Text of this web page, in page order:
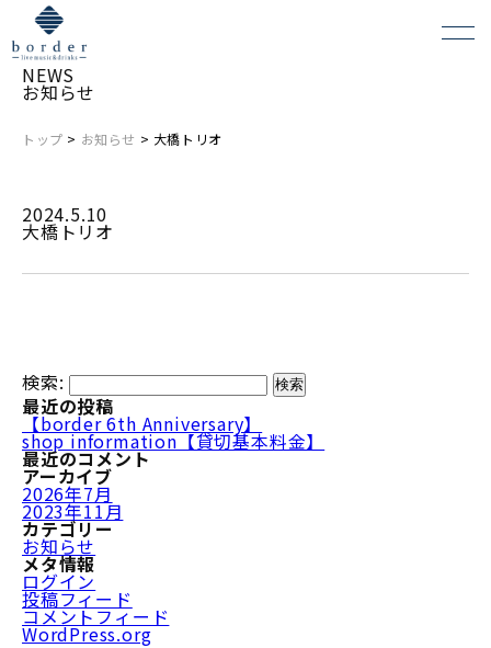
NEWS
お知らせ
トップ > お知らせ > 大橋トリオ
2024.5.10
大橋トリオ
検索:
最近の投稿
【border 6th Anniversary】
shop information【貸切基本料金】
最近のコメント
アーカイブ
2026年7月
2023年11月
カテゴリー
お知らせ
メタ情報
ログイン
投稿フィード
コメントフィード
WordPress.org